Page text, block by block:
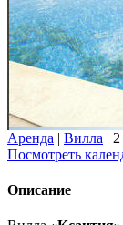
Аренда | Вилла |
Посмотреть
Описание